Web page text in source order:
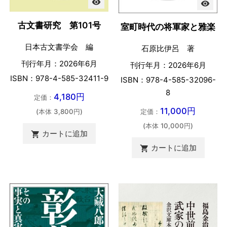
visibility
古文書研究 第101号
日本古文書学会 編
刊行年月：2026年6月
ISBN：978-4-585-32411-9
定価： 4,180円
(本体 3,800円)
 カートに追加
visibility
室町時代の将軍家と雅楽
石原比伊呂 著
刊行年月：2026年6月
ISBN：978-4-585-32096-
8
定価： 11,000円
(本体 10,000円)
 カートに追加